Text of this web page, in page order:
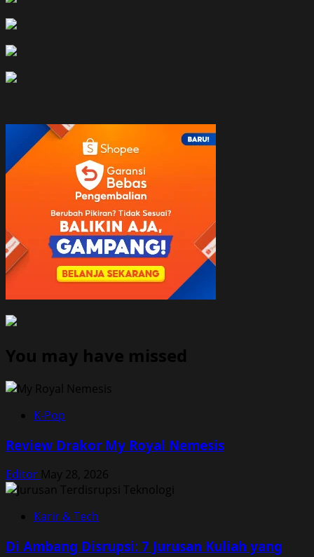
You may have missed
K-Pop
Review Drakor My Royal Nemesis
Editor May 28, 2026
Karir & Tech
Di Ambang Disrupsi: 7 Jurusan Kuliah yang